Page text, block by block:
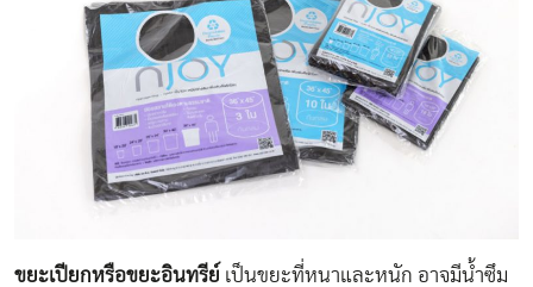
ขยะเปียกหรือขยะอินทรีย์ เป็นขยะที่หนาและหนัก อาจมีน้ำซึม